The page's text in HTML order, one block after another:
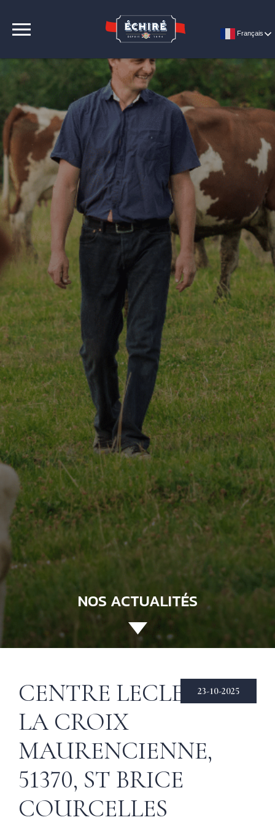
Français
CONTACT
ACCUEIL
ÉCHIRÉ
NOS PRODUITS
D’EXCELLENCE
LE BEURRE
CHARENTES-
POITOU AOP
RECETTES
& INSPIRATIONS
NOS ACTUALITÉS
23-10-2025
CENTRE LECLERC —
LA CROIX
MAURENCIENNE,
51370, ST BRICE
COURCELLES